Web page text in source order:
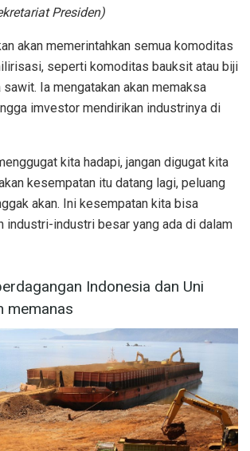
Presiden)
akan memerintahkan semua komoditas
seperti komoditas bauksit atau biji
Ia mengatakan akan memaksa
imvestor mendirikan industrinya di
kita hadapi, jangan digugat kita
kesempatan itu datang lagi, peluang
akan. Ini kesempatan kita bisa
industri-industri besar yang ada di dalam
Indonesia dan Uni
memanas